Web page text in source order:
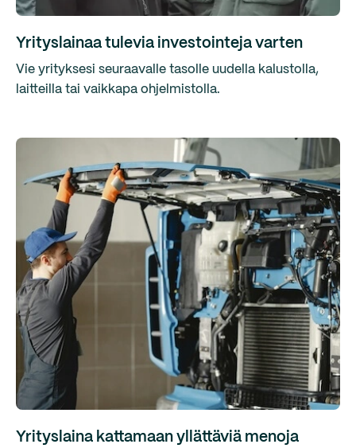
Yrityslainaa tulevia investointeja varten
Vie yrityksesi seuraavalle tasolle uudella kalustolla,
laitteilla tai vaikkapa ohjelmistolla.
Yrityslaina kattamaan yllättäviä menoja